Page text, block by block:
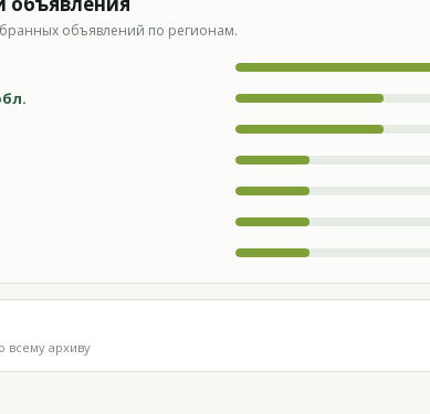
объявлений по регионам.
всему архиву